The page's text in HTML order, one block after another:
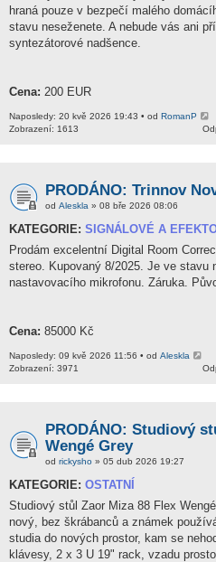
hraná pouze v bezpečí malého
stavu neseženete. A nebude vás ani
syntezátorové nadšence.
Cena: 200 EUR
Naposledy: 20 kvě 2026 19:43 • od RomanP
Zobrazení: 1613
PRODÁNO: Trinnov
od Aleskla » 08 bře 2026 08:06
KATEGORIE: SIGNÁLOVÉ A
Prodám excelentní Digital Room
stereo. Kupovaný 8/2025. Je ve stavu
nastavovacího mikrofonu. Záruka.
Cena: 85000 Kč
Naposledy: 09 kvě 2026 11:56 • od Aleskla
Zobrazení: 3971
PRODÁNO: Studiový
Wengé Grey
od rickysho » 05 dub 2026 19:27
KATEGORIE: OSTATNÍ
Studiový stůl Zaor Miza 88 Flex
nový, bez škrábanců a známek
studia do nových prostor, kam se
klávesy, 2 x 3 U 19" rack, vzadu